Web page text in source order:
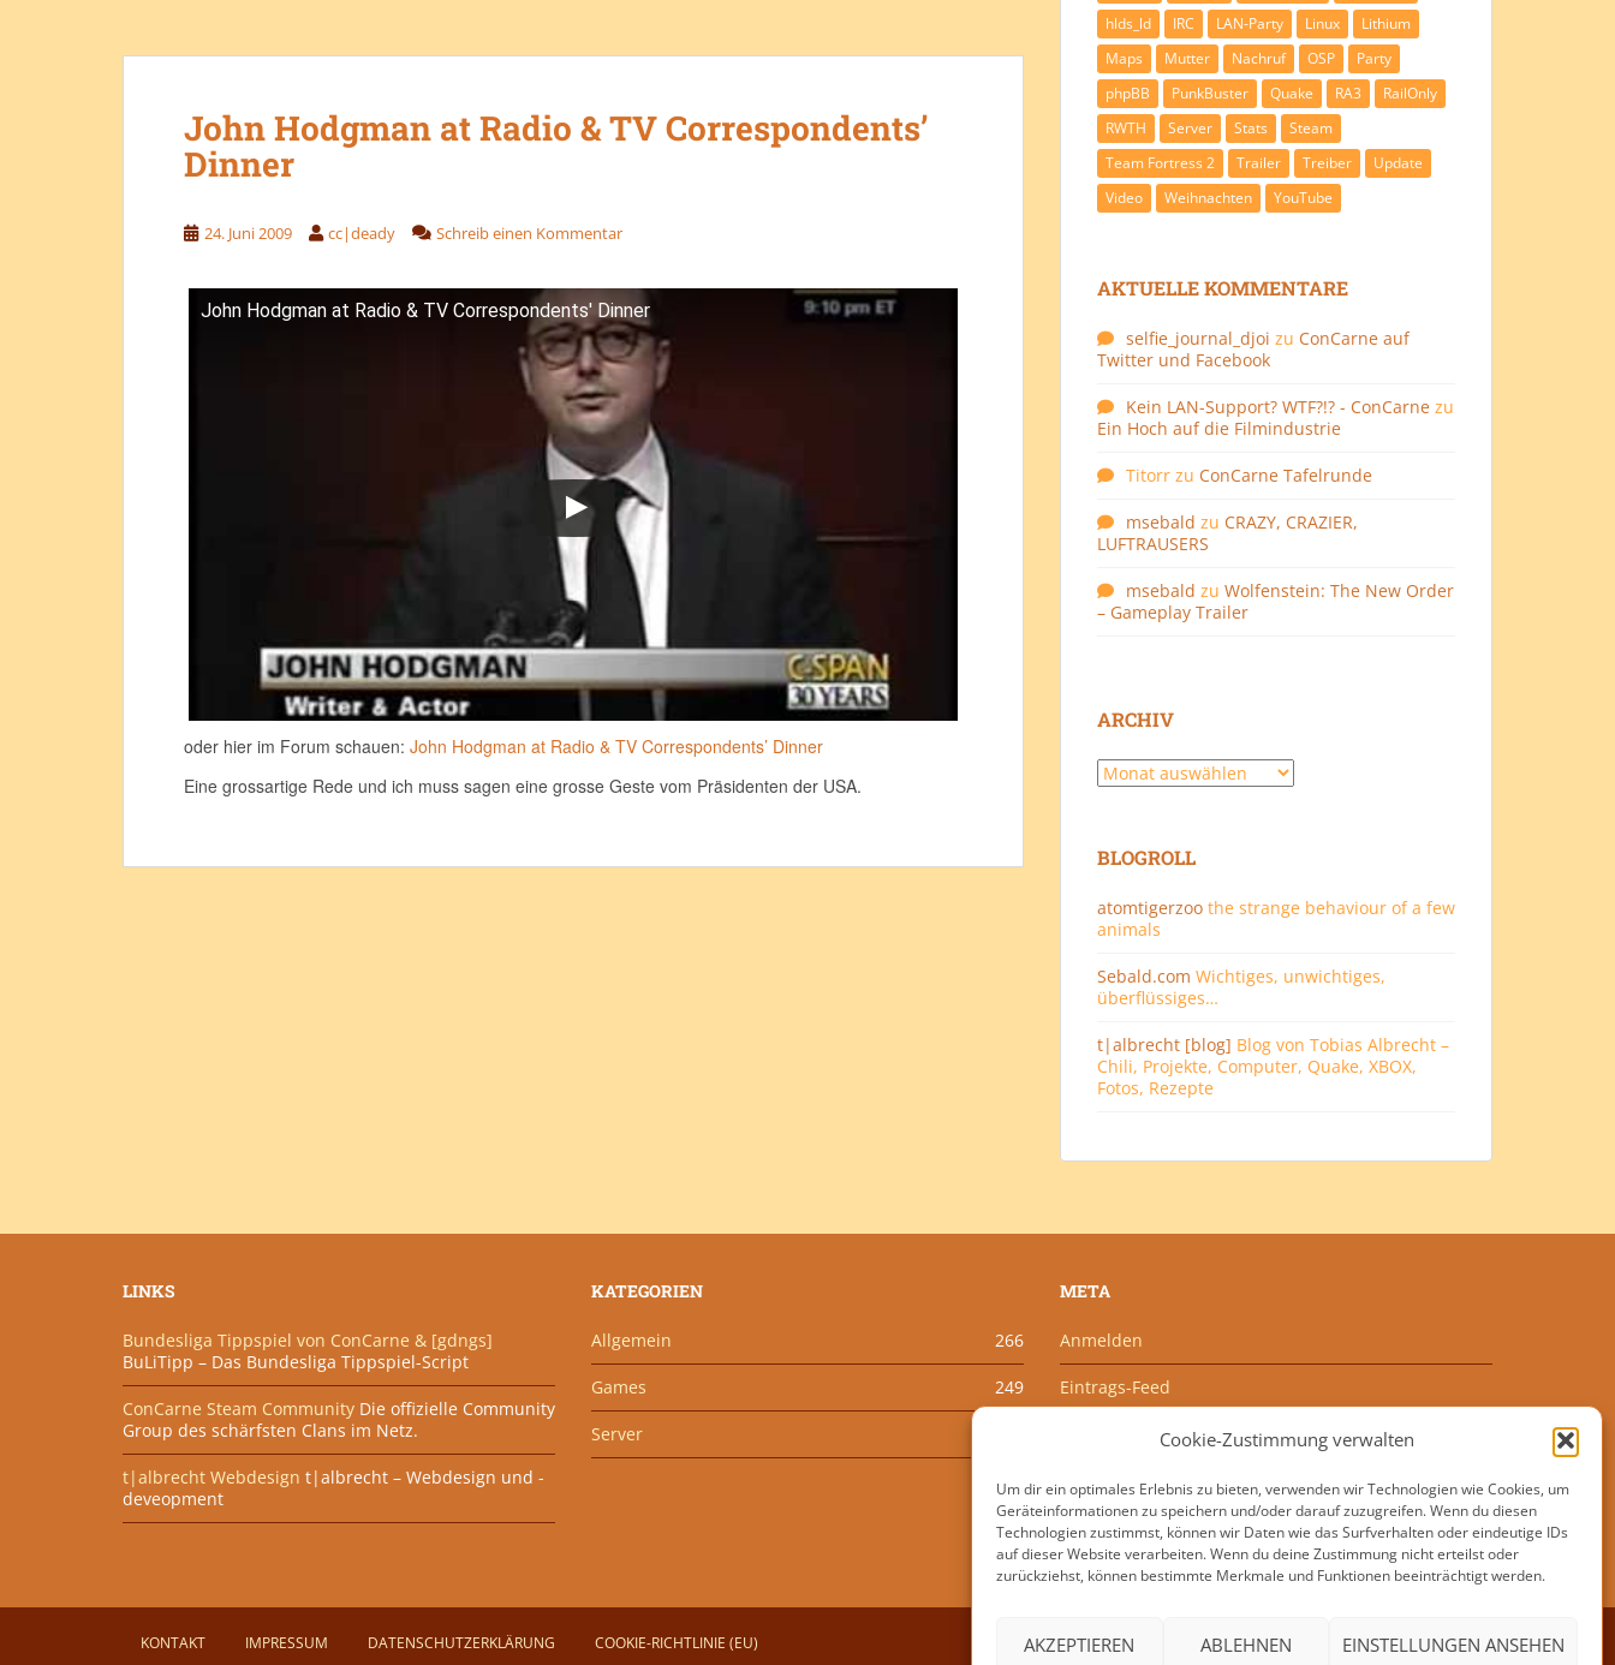
Cookie-Zustimmung verwalten
Um dir ein optimales Erlebnis zu bieten, verwenden wir Technologien wie Cookies, um
Geräteinformationen zu speichern und/oder darauf zuzugreifen. Wenn du diesen
Technologien zustimmst, können wir Daten wie das Surfverhalten oder eindeutige IDs
auf dieser Website verarbeiten. Wenn du deine Zustimmung nicht erteilst oder
zurückziehst, können bestimmte Merkmale und Funktionen beeinträchtigt werden.
AKZEPTIEREN ABLEHNEN EINSTELLUNGEN ANSEHEN
John Hodgman at Radio & TV Correspondents’
Dinner
24. Juni 2009 cc|deady Schreib einen Kommentar
John Hodgman at Radio & TV Correspondents' Dinner
oder hier im Forum schauen: John Hodgman at Radio & TV Correspondents’ Dinner
Eine grossartige Rede und ich muss sagen eine grosse Geste vom Präsidenten der USA.
hlds_ld
IRC LAN-Party Linux
Lithium
Maps
Mutter Nachruf OSP
Party
phpBB
PunkBuster Quake RA3
RailOnly
RWTH
Server Stats
Steam
Team Fortress 2
Trailer Treiber
Update
Video
Weihnachten YouTube
AKTUELLE KOMMENTARE
selfie_journal_djoi zu ConCarne auf
Twitter und Facebook
Kein LAN-Support? WTF?!? - ConCarne zu
Ein Hoch auf die Filmindustrie
Titorr zu ConCarne Tafelrunde
msebald zu CRAZY, CRAZIER,
LUFTRAUSERS
msebald zu Wolfenstein: The New Order
– Gameplay Trailer
ARCHIV
Archiv
BLOGROLL
atomtigerzoo the strange behaviour of a few
animals
Sebald.com Wichtiges, unwichtiges,
überflüssiges…
t|albrecht [blog] Blog von Tobias Albrecht –
Chili, Projekte, Computer, Quake, XBOX,
Fotos, Rezepte
LINKS
Bundesliga Tippspiel von ConCarne & [gdngs]
BuLiTipp – Das Bundesliga Tippspiel-Script
ConCarne Steam Community Die offizielle Community
Group des schärfsten Clans im Netz.
t|albrecht Webdesign t|albrecht – Webdesign und -
deveopment
KATEGORIEN
Allgemein 266
Games 249
Server
META
Anmelden
Eintrags-Feed
Kommentar-Feed
WordPress.org
KONTAKT IMPRESSUM DATENSCHUTZERKLÄRUNG COOKIE-RICHTLINIE (EU)